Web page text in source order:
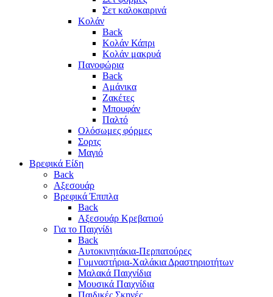
Σετ καλοκαιρινά
Κολάν
Back
Κολάν Κάπρι
Κολάν μακρυά
Πανοφώρια
Back
Αμάνικα
Ζακέτες
Μπουφάν
Παλτό
Ολόσωμες φόρμες
Σορτς
Μαγιό
Βρεφικά Είδη
Back
Αξεσουάρ
Βρεφικά Έπιπλα
Back
Αξεσουάρ Κρεβατιού
Για το Παιχνίδι
Back
Αυτοκινητάκια-Περπατούρες
Γυμναστήρια-Χαλάκια Δραστηριοτήτων
Μαλακά Παιχνίδια
Μουσικά Παιχνίδια
Παιδικές Σκηνές